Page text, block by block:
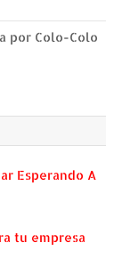
por Colo-Colo
Esperando A
tu empresa